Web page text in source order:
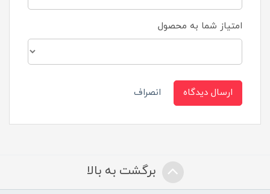
امتیاز شما به محصول
ارسال دیدگاه انصراف
برگشت به بالا